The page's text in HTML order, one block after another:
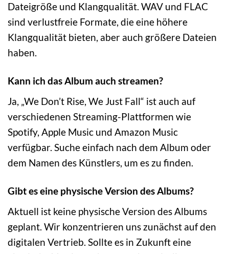
Dateigröße und Klangqualität. WAV und FLAC
sind verlustfreie Formate, die eine höhere
Klangqualität bieten, aber auch größere Dateien
haben.
Kann ich das Album auch streamen?
Ja, „We Don’t Rise, We Just Fall“ ist auch auf
verschiedenen Streaming-Plattformen wie
Spotify, Apple Music und Amazon Music
verfügbar. Suche einfach nach dem Album oder
dem Namen des Künstlers, um es zu finden.
Gibt es eine physische Version des Albums?
Aktuell ist keine physische Version des Albums
geplant. Wir konzentrieren uns zunächst auf den
digitalen Vertrieb. Sollte es in Zukunft eine